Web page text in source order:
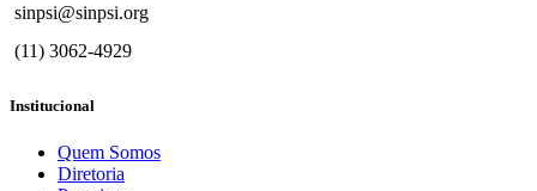
sinpsi@sinpsi.org
(11) 3062-4929
Institucional
Quem Somos
Diretoria